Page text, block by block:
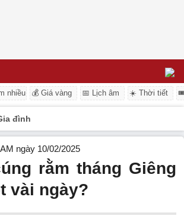
nhiều 💰 Giá vàng 📅 Lịch âm ☀️ Thời tiết
đình
ngày 10/02/2025
rằm tháng Giêng
vài ngày?